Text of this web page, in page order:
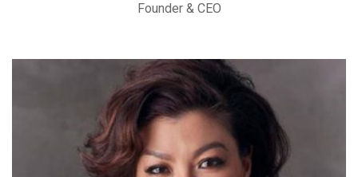
Founder & CEO